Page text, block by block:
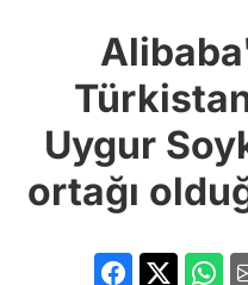
Uygur
ortağı